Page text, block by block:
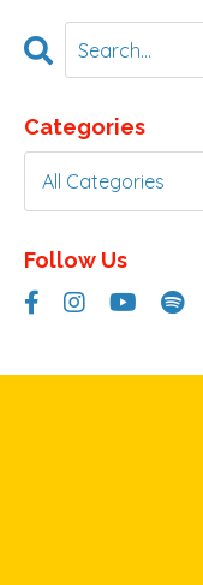
Categories
Follow Us